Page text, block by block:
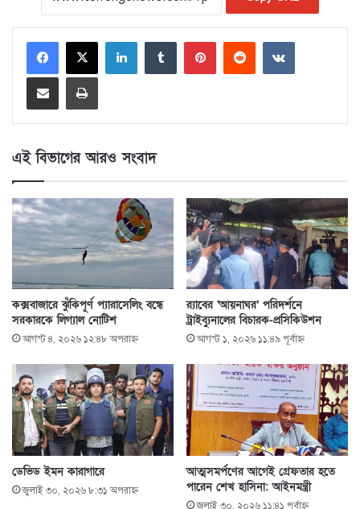
LinkedIn
এই বিভাগের আরও সংবাদ
কক্সবাজারে ঝুঁকিপূর্ণ প্যারাসেলিং বন্ধে
সরকারকে লিগ্যাল নোটিশ
আগস্ট ৪, ২০২৬ ১২:৪৮ অপরাহ্ণ
র‍্যাবের ‘আয়নাঘর’ পরিদর্শনে
ট্রাইব্যুনালের বিচারক-প্রসিকিউশন
আগস্ট ১, ২০২৬ ১১:৪৯ পূর্বাহ্ণ
ডেভিড ইমন কারাগারে
জুলাই ৩০, ২০২৬ ৮:৩১ অপরাহ্ণ
আত্মসমর্পণের আগেই গ্রেফতার হতে
পারেন শেখ হাসিনা: আইনমন্ত্রী
জুলাই ৩০, ২০২৬ ১১:৪১ পূর্বাহ্ণ